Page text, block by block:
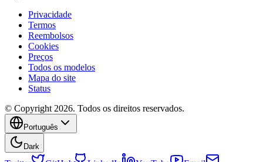
Privacidade
Termos
Reembolsos
Cookies
Preços
Todos os modelos
Mapa do site
Status
© Copyright 2026. Todos os direitos reservados.
Português
Dark